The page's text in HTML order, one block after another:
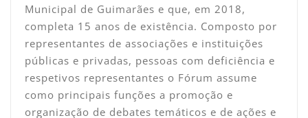
Municipal de Guimarães e que, em 2018,
completa 15 anos de existência. Composto por
representantes de associações e instituições
públicas e privadas, pessoas com deficiência e
respetivos representantes o Fórum assume
como principais funções a promoção e
organização de debates temáticos e de ações e